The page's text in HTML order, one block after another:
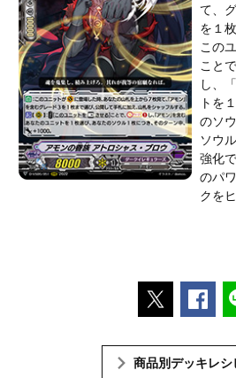
て、
を１
この
こと
し、
トを
のソ
ソウ
強化
のパ
クを
ポストする
商品別デッキレシ